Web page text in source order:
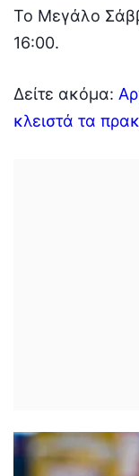
Το Μεγάλο
16:00.
Δείτε ακόμα:
κλειστά τα